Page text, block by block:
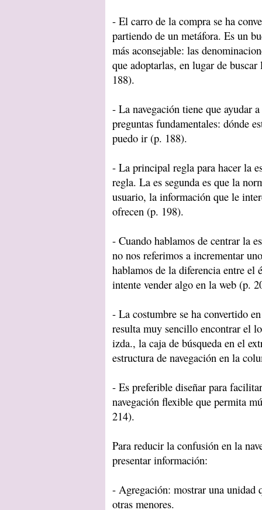
- El carro de la compra se ha
partiendo de un metáfora. Es un
más aconsejable: las
que adoptarlas, en lugar de
188).
- La navegación tiene que ayudar
preguntas fundamentales: dónde
puedo ir (p. 188).
- La principal regla para hacer la
regla. La es segunda es que la
usuario, la información que le
ofrecen (p. 198).
- Cuando hablamos de centrar la
no nos referimos a incrementar
hablamos de la diferencia entre el
intente vender algo en la web (p.
- La costumbre se ha convertido
resulta muy sencillo encontrar el
izda., la caja de búsqueda en el
estructura de navegación en la
- Es preferible diseñar para
navegación flexible que permita
214).
Para reducir la confusión en la
presentar información:
- Agregación: mostrar una unidad
otras menores.